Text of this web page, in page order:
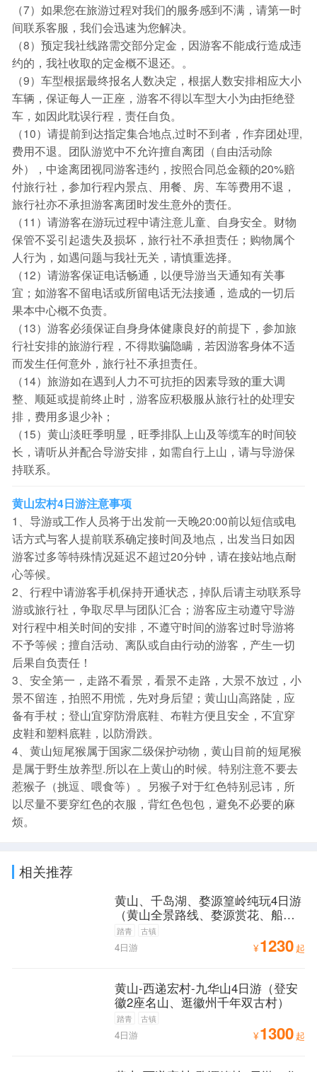
（7）如果您在旅游过程对我们的服务感到不满，请第一时
间联系客服，我们会迅速为您解决。
（8）预定我社线路需交部分定金，因游客不能成行造成违
约的，我社收取的定金概不退还。。
（9）车型根据最终报名人数决定，根据人数安排相应大小
车辆，保证每人一正座，游客不得以车型大小为由拒绝登
车，如因此耽误行程，责任自负。
（10）请提前到达指定集合地点,过时不到者，作弃团处理,
费用不退。团队游览中不允许擅自离团（自由活动除
外），中途离团视同游客违约，按照合同总金额的20%赔
付旅行社，参加行程内景点、用餐、房、车等费用不退，
旅行社亦不承担游客离团时发生意外的责任。
（11）请游客在游玩过程中请注意儿童、自身安全。财物
保管不妥引起遗失及损坏，旅行社不承担责任；购物属个
人行为，如遇问题与我社无关，请慎重选择。
（12）请游客保证电话畅通，以便导游当天通知有关事
宜；如游客不留电话或所留电话无法接通，造成的一切后
果本中心概不负责。
（13）游客必须保证自身身体健康良好的前提下，参加旅
行社安排的旅游行程，不得欺骗隐瞒，若因游客身体不适
而发生任何意外，旅行社不承担责任。
（14）旅游如在遇到人力不可抗拒的因素导致的重大调
整、顺延或提前终止时，游客应积极服从旅行社的处理安
排，费用多退少补；
（15）黄山淡旺季明显，旺季排队上山及等缆车的时间较
长，请听从并配合导游安排，如需自行上山，请与导游保
持联系。
黄山宏村4日游注意事项
1、导游或工作人员将于出发前一天晚20:00前以短信或电
话方式与客人提前联系确定接时间及地点，出发当日如因
游客过多等特殊情况延迟不超过20分钟，请在接站地点耐
心等候。
2、行程中请游客手机保持开通状态，掉队后请主动联系导
游或旅行社，争取尽早与团队汇合；游客应主动遵守导游
对行程中相关时间的安排，不遵守时间的游客过时导游将
不予等候；擅自活动、离队或自由行动的游客，产生一切
后果自负责任！
3、安全第一，走路不看景，看景不走路，大景不放过，小
景不留连，拍照不用慌，先对身后望；黄山山高路陡，应
备有手杖；登山宜穿防滑底鞋、布鞋方便且安全，不宜穿
皮鞋和塑料底鞋，以防滑跌。
4、黄山短尾猴属于国家二级保护动物，黄山目前的短尾猴
是属于野生放养型.所以在上黄山的时候。特别注意不要去
惹猴子（挑逗、喂食等）。另猴子对于红色特别忌讳，所
以尽量不要穿红色的衣服，背红色包包，避免不必要的麻
烦。
相关推荐
黄山、千岛湖、婺源篁岭纯玩4日游
（黄山全景路线、婺源赏花、船游
千岛湖精华路线）
踏青 古镇
¥1230 起
4日游
黄山-西递宏村-九华山4日游（登安
徽2座名山、逛徽州千年双古村）
踏青 古镇
¥1300 起
4日游